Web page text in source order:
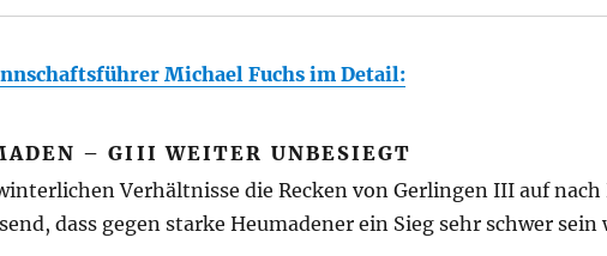
Michael Fuchs im Detail:
– GIII WEITER UNBESIEGT
Verhältnisse die Recken von Gerlingen III auf
dass gegen starke Heumadener ein Sieg sehr schwer sein